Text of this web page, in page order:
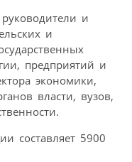
и
и
предприятий и
экономики,
власти, вузов,
составляет 5900